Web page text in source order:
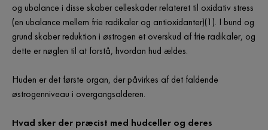
og ubalance i disse skaber celleskader relateret til oxidativ stress
(en ubalance mellem frie radikaler og antioxidanter)(1). I bund og
grund skaber reduktion i østrogen et overskud af frie radikaler, og
dette er nøglen til at forstå, hvordan hud ældes.
Huden er det første organ, der påvirkes af det faldende
østrogenniveau i overgangsalderen.
Hvad sker der præcist med hudceller og deres